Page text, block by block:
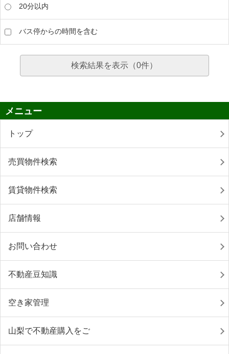
20分以内
バス停からの時間を含む
検索結果を表示（0件）
メニュー
トップ
売買物件検索
賃貸物件検索
店舗情報
お問い合わせ
不動産豆知識
空き家管理
山梨で不動産購入をご